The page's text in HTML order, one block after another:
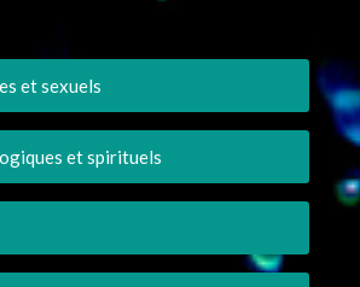
et sexuels
et spirituels